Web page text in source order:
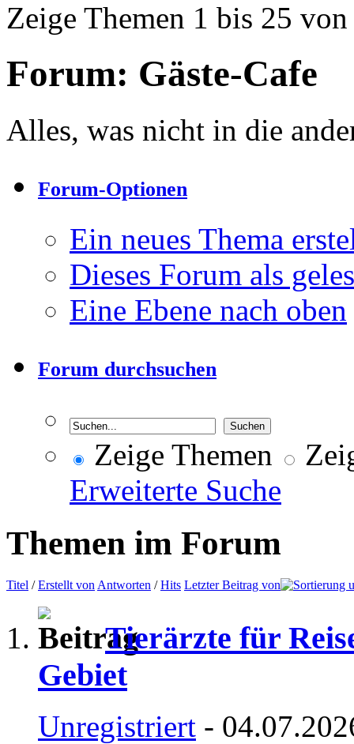
Zeige Themen 1 bis 25
Forum: Gäste-Cafe
Alles, was nicht in die
Forum-Optionen
Ein neues Thema
Dieses Forum als
Eine Ebene nach oben
Forum durchsuchen
Zeige Themen
Erweiterte Suche
Themen im Forum
Titel /Erstellt von Antworten /Hits Letzter Beitrag von
Tierärzte für
Gebiet
Unregistriert -